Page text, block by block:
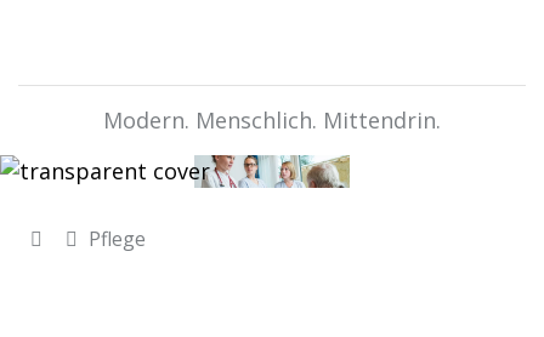
Modern. Menschlich. Mittendrin.
Pflege